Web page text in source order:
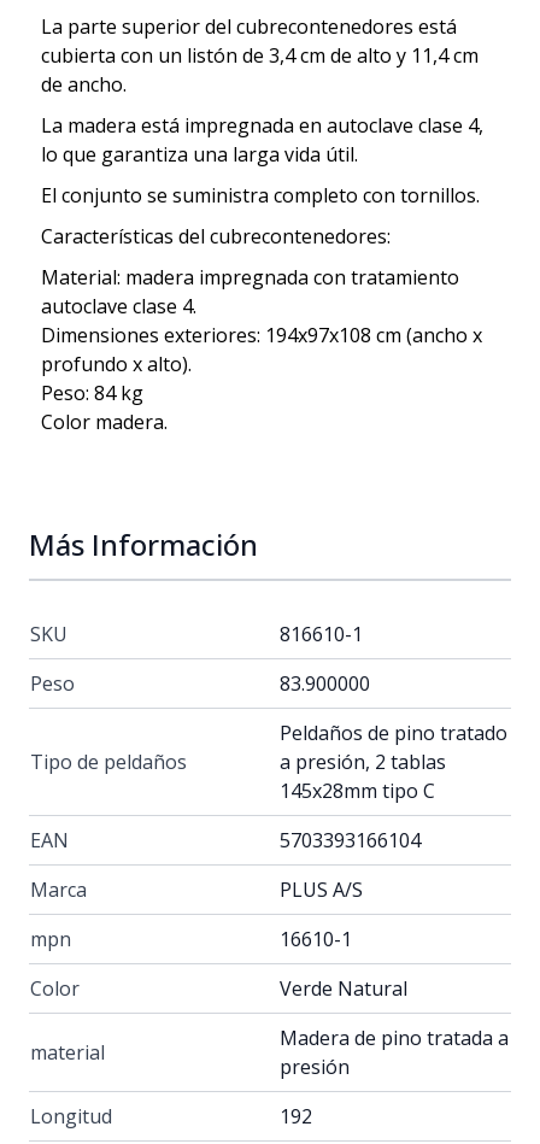
La parte superior del cubrecontenedores está
cubierta con un listón de 3,4 cm de alto y 11,4 cm
de ancho.
La madera está impregnada en autoclave clase 4,
lo que garantiza una larga vida útil.
El conjunto se suministra completo con tornillos.
Características del cubrecontenedores:
Material: madera impregnada con tratamiento
autoclave clase 4.
Dimensiones exteriores: 194x97x108 cm (ancho x
profundo x alto).
Peso: 84 kg
Color madera.
Más Información
SKU
816610-1
Peso
83.900000
Tipo de peldaños
Peldaños de pino tratado
a presión, 2 tablas
145x28mm tipo C
EAN
5703393166104
Marca
PLUS A/S
mpn
16610-1
Color
Verde Natural
material
Madera de pino tratada a
presión
Longitud
192